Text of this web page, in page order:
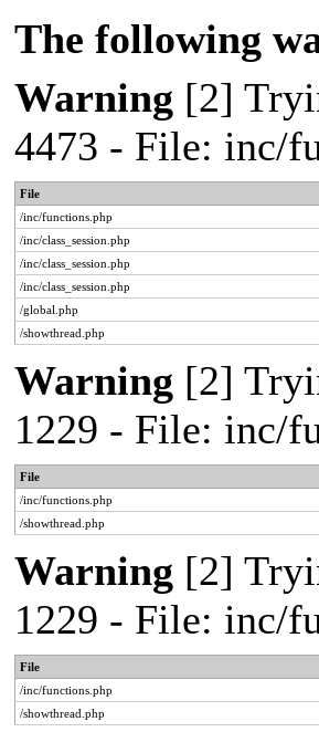
The following
Warning [2]
4473 - File: inc/
File
/inc/functions.php
/inc/class_session.php
/inc/class_session.php
/inc/class_session.php
/global.php
/showthread.php
Warning [2]
1229 - File: inc/
File
/inc/functions.php
/showthread.php
Warning [2]
1229 - File: inc/
File
/inc/functions.php
/showthread.php